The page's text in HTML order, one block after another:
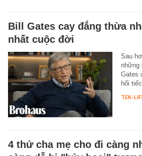
Bill Gates cay đắng thừa
nhất cuộc đời
Sau
những
Gates
hối
TEK-
4 thứ cha mẹ cho đi càng